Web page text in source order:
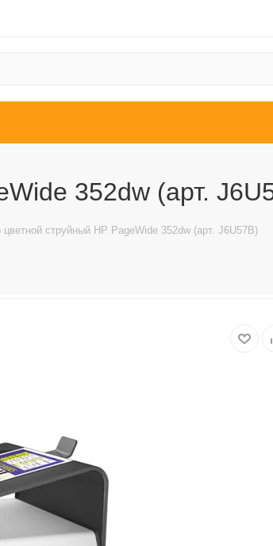
352dw (арт.
цветной струйный HP PageWide 352dw (арт. J6U57B)